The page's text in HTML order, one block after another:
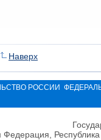
Наверх
РОССИИ
Федерация,